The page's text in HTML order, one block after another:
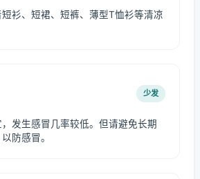
衫、短裙、短裤、薄型T恤衫等清凉
少发
发生感冒几率较低。但请避免长期
防感冒。